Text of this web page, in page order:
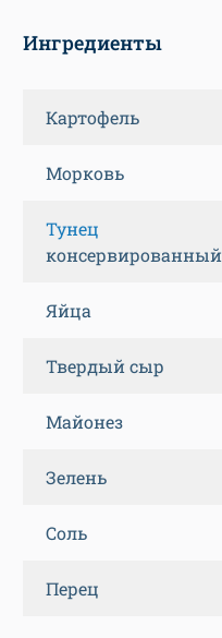
Ингредиенты
Картофель
Морковь
Тунец
консервированный
Яйца
Твердый сыр
Майонез
Зелень
Соль
Перец